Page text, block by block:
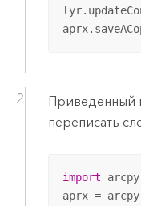
Приведенный
переписать
import arcpy
aprx =